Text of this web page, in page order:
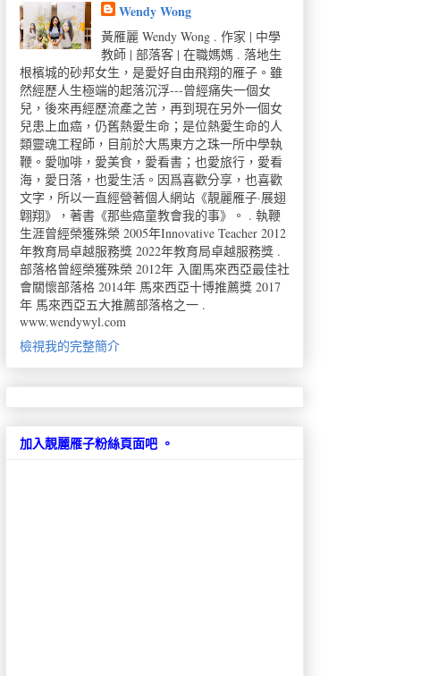
Wendy Wong
黃雁麗 Wendy Wong . 作家 | 中學
教師 | 部落客 | 在職媽媽 . 落地生
根檳城的砂邦女生，是愛好自由飛翔的雁子。雖
然經歷人生極端的起落沉浮---曾經痛失一個女
兒，後來再經歷流產之苦，再到現在另外一個女
兒患上血癌，仍舊熱愛生命；是位熱愛生命的人
類靈魂工程師，目前於大馬東方之珠一所中學執
鞭。愛咖啡，愛美食，愛看書；也愛旅行，愛看
海，愛日落，也愛生活。因爲喜歡分享，也喜歡
文字，所以一直經營著個人網站《靚麗雁子·展翅
翺翔》，著書《那些癌童教會我的事》。 . 執鞭
生涯曾經榮獲殊榮 2005年Innovative Teacher 2012
年教育局卓越服務獎 2022年教育局卓越服務獎 .
部落格曾經榮獲殊榮 2012年 入圍馬來西亞最佳社
會關懷部落格 2014年 馬來西亞十博推薦獎 2017
年 馬來西亞五大推薦部落格之一 .
www.wendywyl.com
檢視我的完整簡介
加入靚麗雁子粉絲頁面吧 。